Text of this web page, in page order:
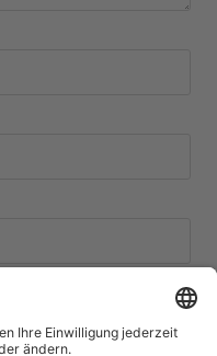
in diesem Browser